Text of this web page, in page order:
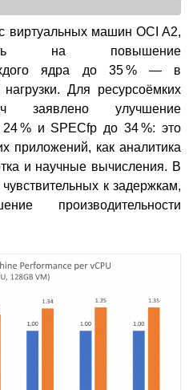
виртуальных машин OCI A2,
на повышение
ядра до 35 % — в
Для ресурсоёмких
заявлено улучшение
% и SPECfp до 34 %: это
приложений, как аналитика
и научные вычисления. В
к задержкам,
производительности